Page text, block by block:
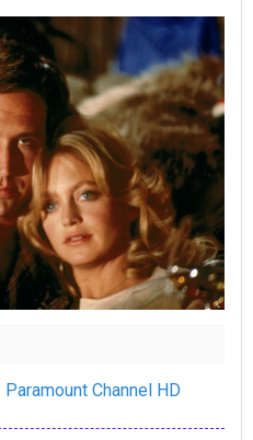
Paramount Channel HD